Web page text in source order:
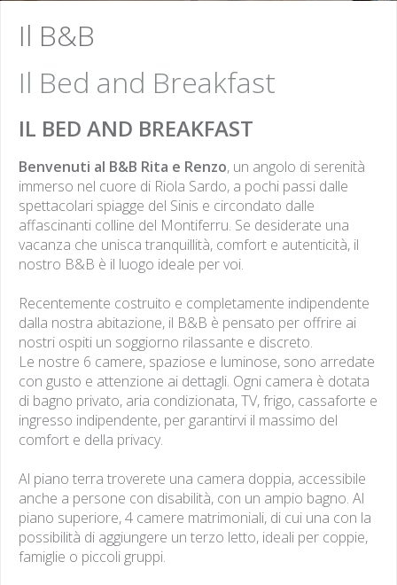
Le Camere
Ognuna delle nostre
l'ingresso indipendente.
Le Camere
Ognuna delle nostre
camere ha l'ingresso
indipendente.
Il B&B
Il Bed and Breakfast
IL BED AND BREAKFAST
Benvenuti al B&B Rita e Renzo, un angolo di serenità
immerso nel cuore di Riola Sardo, a pochi passi dalle
spettacolari spiagge del Sinis e circondato dalle
affascinanti colline del Montiferru. Se desiderate una
vacanza che unisca tranquillità, comfort e autenticità, il
nostro B&B è il luogo ideale per voi.
Recentemente costruito e completamente indipendente
dalla nostra abitazione, il B&B è pensato per offrire ai
nostri ospiti un soggiorno rilassante e discreto.
Le nostre 6 camere, spaziose e luminose, sono arredate
con gusto e attenzione ai dettagli. Ogni camera è dotata
di bagno privato, aria condizionata, TV, frigo, cassaforte e
ingresso indipendente, per garantirvi il massimo del
comfort e della privacy.
Al piano terra troverete una camera doppia, accessibile
anche a persone con disabilità, con un ampio bagno. Al
piano superiore, 4 camere matrimoniali, di cui una con la
possibilità di aggiungere un terzo letto, ideali per coppie,
famiglie o piccoli gruppi.